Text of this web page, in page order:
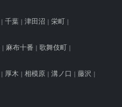
千葉 津田沼 栄町
麻布十番 歌舞伎町
厚木 相模原 溝ノ口 藤沢